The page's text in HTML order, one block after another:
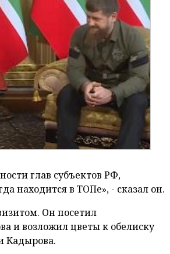
глав субъектов РФ,
находится в ТОПе», - сказал он.
Он посетил
и возложил цветы к обелиску
Кадырова.